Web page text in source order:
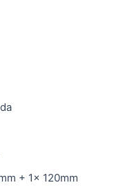
+ 1x 120mm